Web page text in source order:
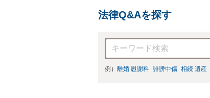
法律Q&Aを探す
例） 離婚 慰謝料 誹謗中傷 相続 遺産